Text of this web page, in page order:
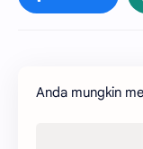
Anda mungkin